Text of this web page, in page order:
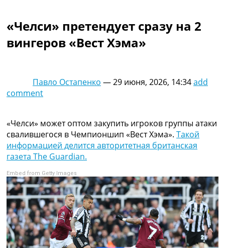
Чемпионат Мира
Украина. Премьер-Лига
Украина. Первая Лига
Испания. Ла Лига
Таблицы групп Чемпионата Мира
Украина. Премьер-Лига
Украина. Первая Лига
Лига Чемпионов. Таблицы групп
Испания. Ла Лига
Все таблицы >>>
Рейтинги
Рейтинг стран УЕФА
Рейтинг клубов УЕФА
Рейтинг ФИФА
ТВ программа
«Челси» претендует сразу на 2
вингеров «Вест Хэма»
Павло Остапенко —29 июня, 2026, 14:34add
comment
«Челси» может оптом закупить игроков группы атаки
свалившегося в Чемпионшип «Вест Хэма». Такой
информацией делится авторитетная британская
газета The Guardian.
Embed from Getty Images